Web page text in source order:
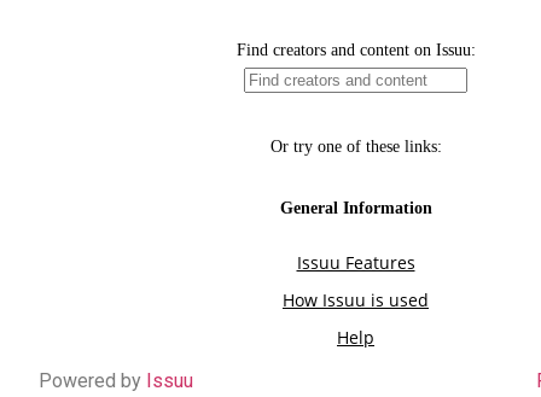
Powered by Issuu